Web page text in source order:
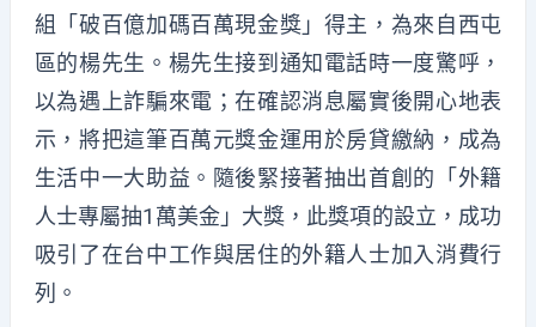
組「破百億加碼百萬現金獎」得主，為來自西屯
區的楊先生。楊先生接到通知電話時一度驚呼，
以為遇上詐騙來電；在確認消息屬實後開心地表
示，將把這筆百萬元獎金運用於房貸繳納，成為
生活中一大助益。隨後緊接著抽出首創的「外籍
人士專屬抽1萬美金」大獎，此獎項的設立，成功
吸引了在台中工作與居住的外籍人士加入消費行
列。